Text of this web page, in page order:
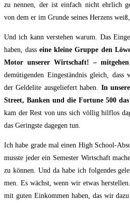
zu nen­nen, der ist ein­fach nicht ehr­lich
von dem er im Grun­de sei­nes Her­zens weiß,
Und ich kann ver­ste­hen war­um. Das
haben, dasseine klei­ne Grup­pe den
Motor unse­rer Wirt­schaft! –
demü­ti­genden Ein­ge­ständ­nis gleich, dass
der Gel­de­li­te aus­ge­liefert haben. In
Street, Ban­ken und die For­tu­ne 500 das
kam der Rest von uns sich völ­lig hilf­los
das Gerings­te dage­gen tun.
Ich habe gra­de mal einen High School-
muss­te jeder ein Semes­ter Wirt­schaft
zu kön­nen. Und da habe ich fol­gen­des
men. Es wächst, wenn wir etwas
mit guten Ein­kom­men haben, das wir